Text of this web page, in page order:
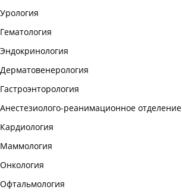
Урология
Гематология
Эндокринология
Дерматовенерология
Гастроэнторология
Анестезиолого-реанимационное отделение
Кардиология
Маммология
Онкология
Офтальмология